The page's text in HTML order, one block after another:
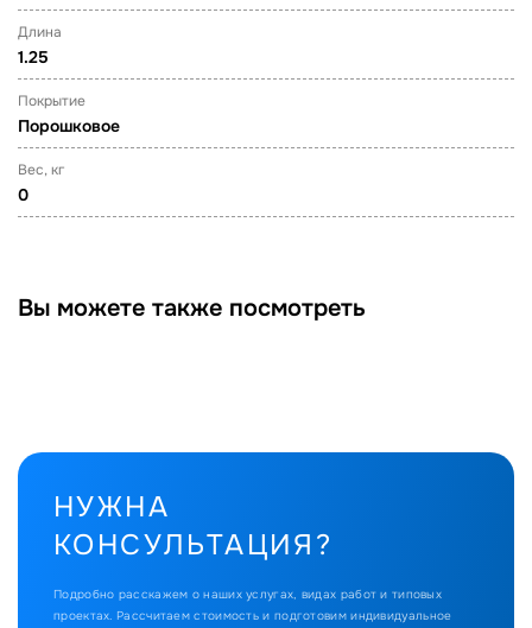
Длина
1.25
Покрытие
Порошковое
Вес, кг
0
Вы можете также посмотреть
НУЖНА
КОНСУЛЬТАЦИЯ?
Подробно расскажем о наших услугах, видах работ и типовых
проектах. Рассчитаем стоимость и подготовим индивидуальное